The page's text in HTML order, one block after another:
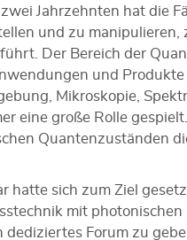
zwei Jahrzehnten hat die
und zu
Der Bereich der
und
Mikroskopie,
eine große Rolle
Quantenzuständen
hatte sich zum Ziel
mit
dediziertes Forum zu